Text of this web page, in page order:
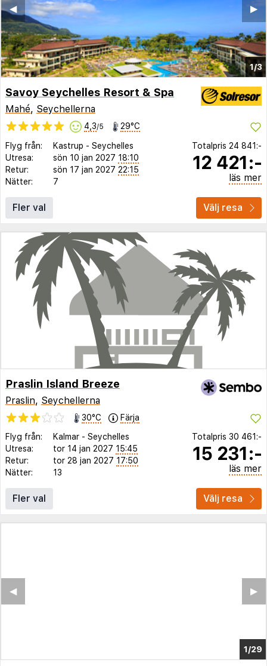
1/3
▶︎
◀︎
Savoy Seychelles Resort & Spa
Mahé, Seychellerna
4,3/5 29°C
Flyg från: Kastrup - Seychelles
Utresa:
sön 10 jan 2027 18:10
Retur:
sön 17 jan 2027 22:15
Nätter:
7
Totalpris 24 841:-
12 421:-
läs mer
Fler val Välj resa
Praslin Island Breeze
Praslin, Seychellerna
30°C
Färja
Flyg från:
Kalmar - Seychelles
Utresa:
tor 14 jan 2027 15:45
Retur:
tor 28 jan 2027 17:50
Nätter:
13
Totalpris 30 461:-
15 231:-
läs mer
Fler val Välj resa
1/24
▶︎
◀︎